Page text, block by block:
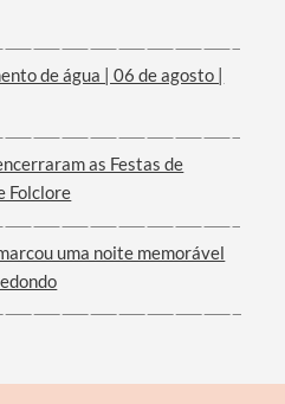
de água | 06 de agosto |
as Festas de
Folclore
uma noite memorável